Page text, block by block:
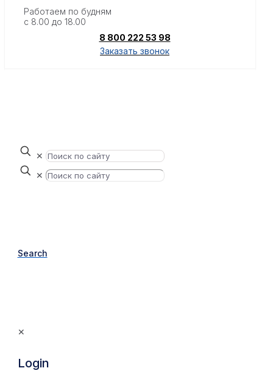
Работаем по будням
с 8.00 до 18.00
8 800 222 53 98
Заказать звонок
✕
✕
Search
✕
Login